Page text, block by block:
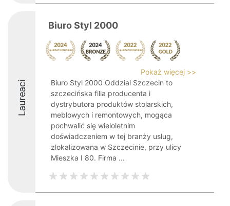
Laureaci
Biuro Styl 2000
Pokaż więcej >>
Biuro Styl 2000 Oddzial Szczecin to
szczecińska filia producenta i
dystrybutora produktów stolarskich,
meblowych i remontowych, mogąca
pochwalić się wieloletnim
doświadczeniem w tej branży usług,
zlokalizowana w Szczecinie, przy ulicy
Mieszka I 80. Firma ...